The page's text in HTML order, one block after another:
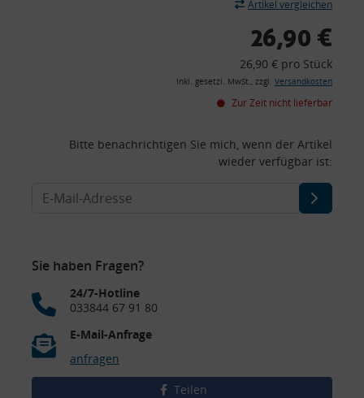
Artikel vergleichen
26,90 €
26,90 € pro Stück
inkl. gesetzl. MwSt., zzgl. Versandkosten
Zur Zeit nicht lieferbar
Bitte benachrichtigen Sie mich, wenn der Artikel
wieder verfügbar ist:
Sie haben Fragen?
24/7-Hotline
033844 67 91 80
E-Mail-Anfrage
anfragen
Teilen